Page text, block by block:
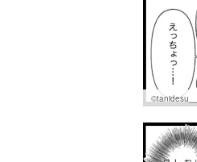
©tanidesu__